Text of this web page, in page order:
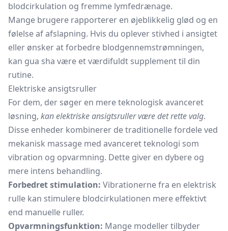
blodcirkulation og fremme lymfedrænage.
Mange brugere rapporterer en øjeblikkelig glød og en
følelse af afslapning. Hvis du oplever stivhed i ansigtet
eller ønsker at forbedre blodgennemstrømningen,
kan gua sha være et værdifuldt supplement til din
rutine.
Elektriske ansigtsruller
For dem, der søger en mere teknologisk avanceret
løsning, kan elektriske ansigtsruller være det rette valg.
Disse enheder kombinerer de traditionelle fordele ved
mekanisk massage med avanceret teknologi som
vibration og opvarmning. Dette giver en dybere og
mere intens behandling.
Forbedret stimulation: Vibrationerne fra en elektrisk
rulle kan stimulere blodcirkulationen mere effektivt
end manuelle ruller.
Opvarmningsfunktion: Mange modeller tilbyder